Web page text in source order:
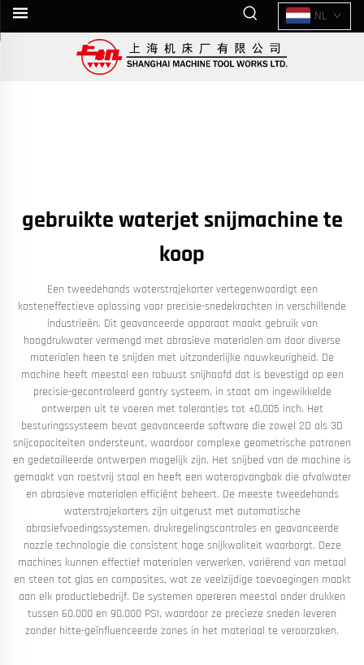
NL
gebruikte waterjet snijmachine te
koop
Een tweedehands waterstrajekorter vertegenwoordigt een
kosteneffectieve oplossing voor precisie-snedekrachten in verschillende
industrieën. Dit geavanceerde apparaat maakt gebruik van
hoogdrukwater vermengd met abrasieve materialen om door diverse
materialen heen te snijden met uitzonderlijke nauwkeurigheid. De
machine heeft meestal een robuust snijhoofd dat is bevestigd op een
precisie-gecontroleerd gantry systeem, in staat om ingewikkelde
ontwerpen uit te voeren met toleranties tot ±0,005 inch. Het
besturingssysteem bevat geavanceerde software die zowel 2D als 3D
snijcapaciteiten ondersteunt, waardoor complexe geometrische patronen
en gedetailleerde ontwerpen mogelijk zijn. Het snijbed van de machine is
gemaakt van roestvrij staal en heeft een wateropvangbak die afvalwater
en abrasieve materialen efficiënt beheert. De meeste tweedehands
waterstrajekorters zijn uitgerust met automatische
abrasiefvoedingssystemen, drukregelingscontroles en geavanceerde
nozzle technologie die consistent hoge snijkwaliteit waarborgt. Deze
machines kunnen effectief materialen verwerken, variërend van metaal
en steen tot glas en composites, wat ze veelzijdige toevoegingen maakt
aan elk productiebedrijf. De systemen opereren meestal onder drukken
tussen 60.000 en 90.000 PSI, waardoor ze precieze sneden leveren
zonder hitte-geïnfluenceerde zones in het materiaal te veroorzaken.